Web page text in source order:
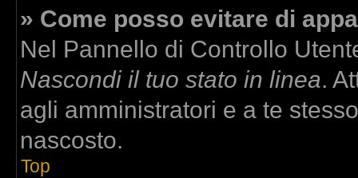
» Come posso evitare di
Nel Pannello di Controllo
Nascondi il tuo stato in linea.
agli amministratori e a te
nascosto.
Top